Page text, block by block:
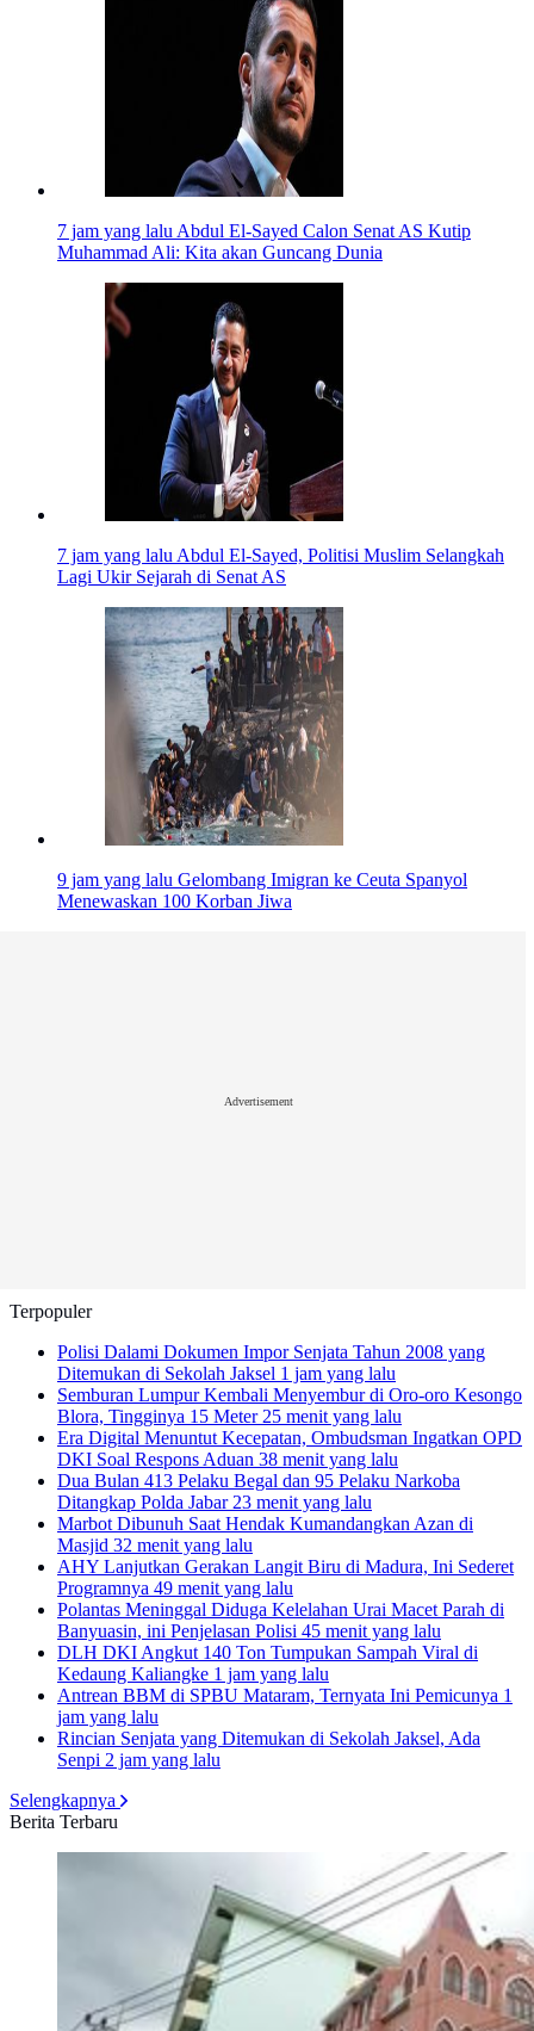
7 jam yang laluAbdul El-Sayed Calon Senat AS Kutip
Muhammad Ali: Kita akan Guncang Dunia
7 jam yang laluAbdul El-Sayed, Politisi Muslim Selangkah
Lagi Ukir Sejarah di Senat AS
9 jam yang lalu Gelombang Imigran ke Ceuta Spanyol
Menewaskan 100 Korban Jiwa
Advertisement
Terpopuler
Polisi Dalami Dokumen Impor Senjata Tahun 2008 yang
Ditemukan di Sekolah Jaksel 1 jam yang lalu
Semburan Lumpur Kembali Menyembur di Oro-oro Kesongo
Blora, Tingginya 15 Meter25 menit yang lalu
Era Digital Menuntut Kecepatan, Ombudsman Ingatkan OPD
DKI Soal Respons Aduan 38 menit yang lalu
Dua Bulan 413 Pelaku Begal dan 95 Pelaku Narkoba
Ditangkap Polda Jabar23 menit yang lalu
Marbot Dibunuh Saat Hendak Kumandangkan Azan di
Masjid 32 menit yang lalu
AHY Lanjutkan Gerakan Langit Biru di Madura, Ini Sederet
Programnya 49 menit yang lalu
Polantas Meninggal Diduga Kelelahan Urai Macet Parah di
Banyuasin, ini Penjelasan Polisi 45 menit yang lalu
DLH DKI Angkut 140 Ton Tumpukan Sampah Viral di
Kedaung Kaliangke 1 jam yang lalu
Antrean BBM di SPBU Mataram, Ternyata Ini Pemicunya 1
jam yang lalu
Rincian Senjata yang Ditemukan di Sekolah Jaksel, Ada
Senpi 2 jam yang lalu
Selengkapnya
Berita Terbaru